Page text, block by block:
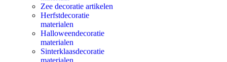
Zee decoratie artikelen
Herfstdecoratie
materialen
Halloweendecoratie
materialen
Sinterklaasdecoratie
materialen